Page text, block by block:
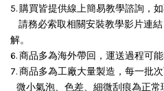
5. 購買皆提供線上簡易教學諮詢，
請務必索取相關安裝教學影片連
解。
6. 商品多為海外帶回，運送過程可
7. 商品多為工廠大量製造，每一批
微小氣泡、色差、細微刮痕為正